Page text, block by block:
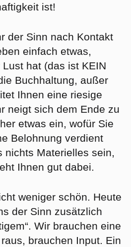
ist!
der Sinn nach Kontakt
einfach etwas,
hat (das ist KEIN
Buchhaltung, außer
Ihnen eine riesige
neigt sich dem Ende zu
etwas ein, wofür Sie
Belohnung verdient
nichts Materielles sein,
Ihnen gut dabei.
weniger schön. Heute
der Sinn zusätzlich
Wir brauchen eine
brauchen Input. Ein